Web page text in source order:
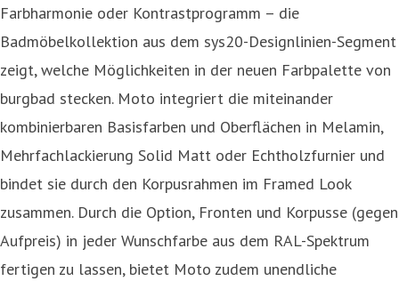
Farbharmonie oder Kontrastprogramm – die
Badmöbelkollektion aus dem sys20-Designlinien-Segment
zeigt, welche Möglichkeiten in der neuen Farbpalette von
burgbad stecken. Moto integriert die miteinander
kombinierbaren Basisfarben und Oberflächen in Melamin,
Mehrfachlackierung Solid Matt oder Echtholzfurnier und
bindet sie durch den Korpusrahmen im Framed Look
zusammen. Durch die Option, Fronten und Korpusse (gegen
Aufpreis) in jeder Wunschfarbe aus dem RAL-Spektrum
fertigen zu lassen, bietet Moto zudem unendliche